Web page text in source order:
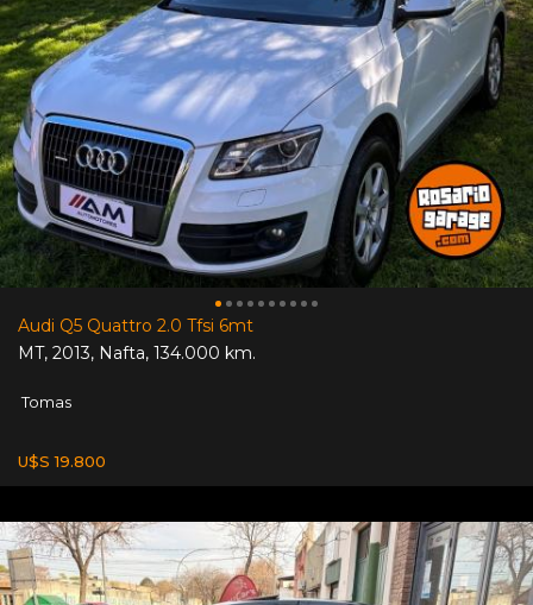
Audi Q5 Quattro 2.0 Tfsi 6mt
MT, 2013, Nafta, 134.000 km.
Tomas
U$S 19.800